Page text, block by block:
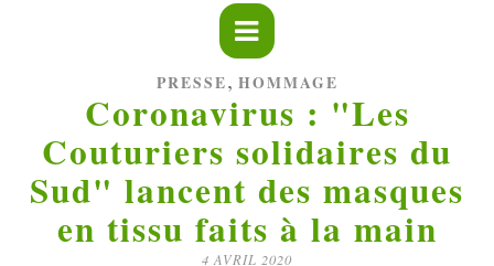
PRESSE, HOMMAGE
Coronavirus : "Les
Couturiers solidaires du
Sud" lancent des masques
en tissu faits à la main
4 AVRIL 2020